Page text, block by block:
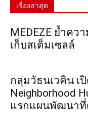
เรื่องล่าสุด
MEDEZE ย้ำคว
เก็บสเต็มเซลล์
กลุ่มวัธนเวคิน เปิ
Neighborhood
แรกแผนพัฒนาที่